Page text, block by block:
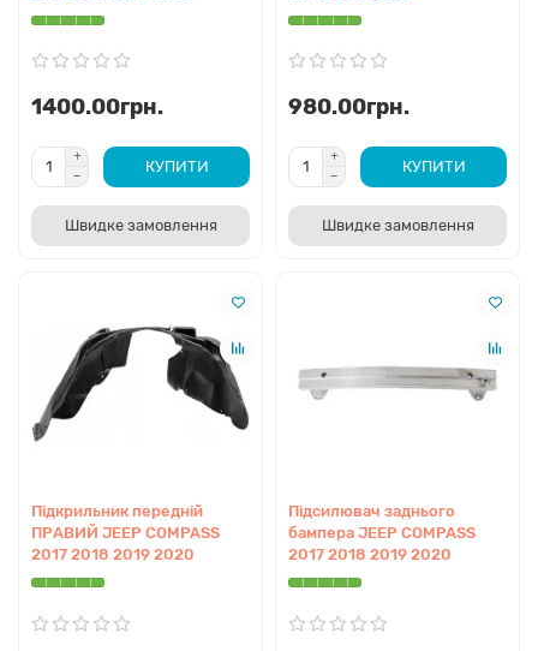
1400.00грн.
КУПИТИ
Швидке замовлення
980.00грн.
КУПИТИ
Швидке замовлення
Підкрильник передній
ПРАВИЙ JEEP COMPASS
2017 2018 2019 2020
Підсилювач заднього
бампера JEEP COMPASS
2017 2018 2019 2020